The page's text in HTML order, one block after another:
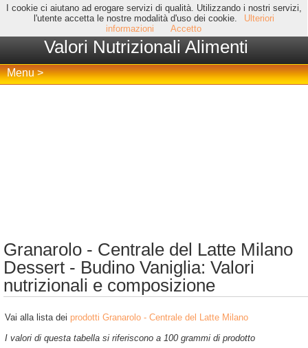
I cookie ci aiutano ad erogare servizi di qualità. Utilizzando i nostri servizi,
l'utente accetta le nostre modalità d'uso dei cookie.
Ulteriori
informazioni
Accetto
Valori Nutrizionali Alimenti
Menu >
Granarolo - Centrale del Latte Milano
Dessert - Budino Vaniglia: Valori
nutrizionali e composizione
Vai alla lista dei prodotti Granarolo - Centrale del Latte Milano
I valori di questa tabella si riferiscono a 100 grammi di prodotto